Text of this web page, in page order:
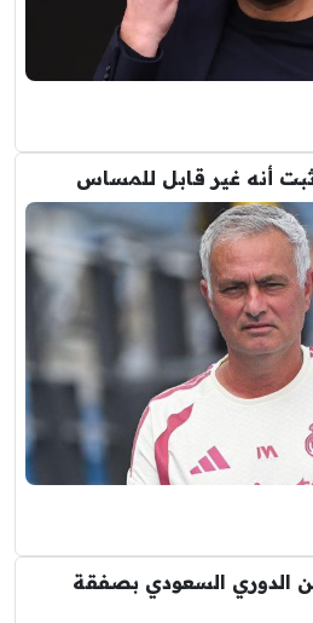
أنه غير قابل للمساس
الدوري السعودي بصفقة